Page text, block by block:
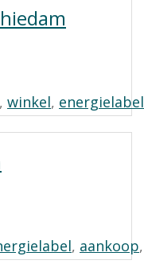
, winkel, energielabel
, aankoop